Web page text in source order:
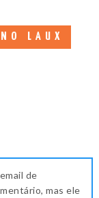
LAUX
de
mas ele